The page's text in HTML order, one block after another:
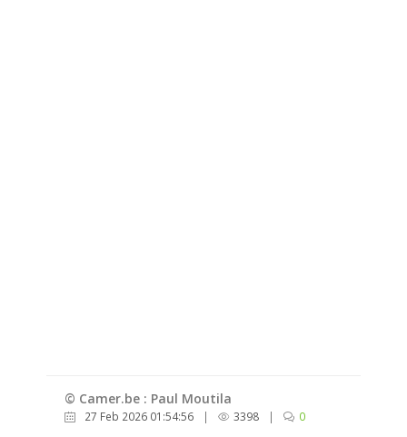
© Camer.be : Paul Moutila
27 Feb 2026 01:54:56 | 3398 | 0